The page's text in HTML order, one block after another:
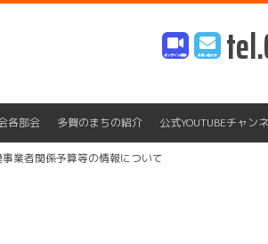
Skip
to
各部会 多賀のまちの紹介 公式YOUTUBEチャン
業者関係予算等の情報について